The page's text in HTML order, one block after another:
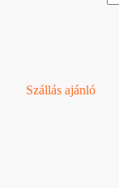
Szállás ajánló